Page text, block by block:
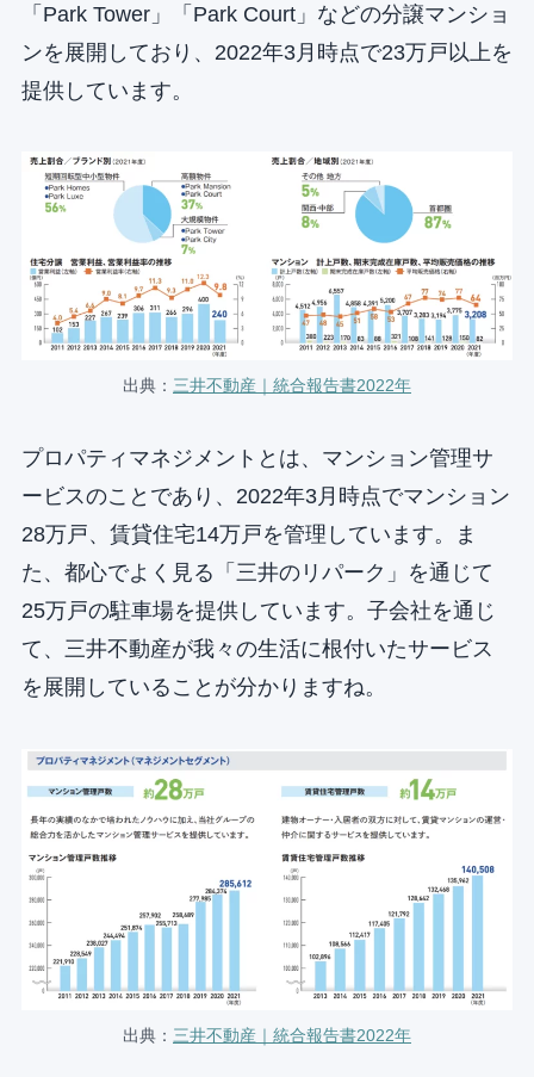
「Park Tower」「Park Court」などの分譲マンショ
ンを展開しており、2022年3月時点で23万戸以上を
提供しています。
出典： 三井不動産｜統合報告書2022年
プロパティマネジメントとは、マンション管理サ
ービスのことであり、2022年3月時点でマンション
28万戸、賃貸住宅14万戸を管理しています。ま
た、都心でよく見る「三井のリパーク」を通じて
25万戸の駐車場を提供しています。子会社を通じ
て、三井不動産が我々の生活に根付いたサービス
を展開していることが分かりますね。
出典： 三井不動産｜統合報告書2022年